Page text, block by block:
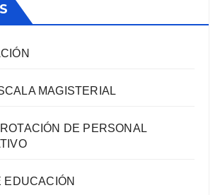
MAGISTERIAL
DE PERSONAL
EDUCACIÓN